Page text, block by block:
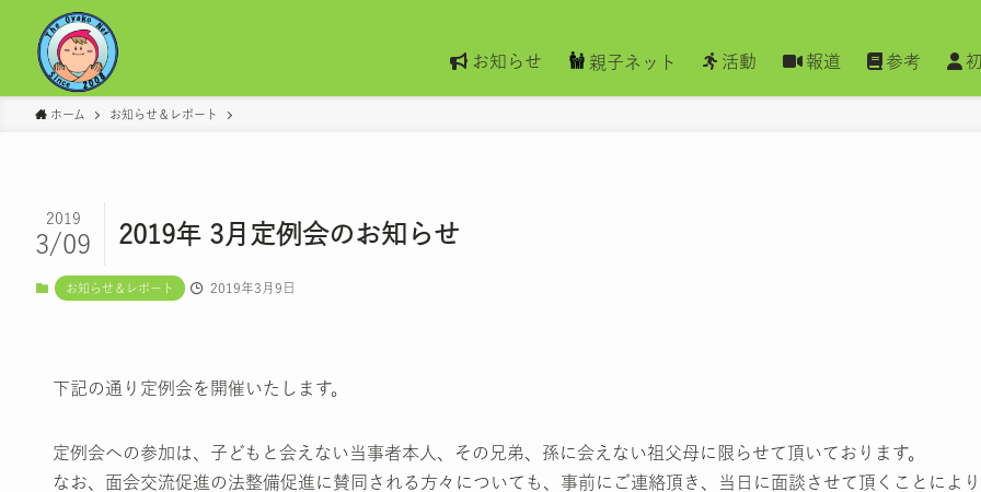
お知らせ 親子ネット 活動 報道 参考
ホーム お知らせ＆レポート
2019年 3月定例会のお知らせ
2019
3/09
お知らせ＆レポート 2019年3月9日
下記の通り定例会を開催いたします。
定例会への参加は、子どもと会えない当事者本人、その兄弟、孫に会えない祖父母に限らせて頂いております。
なお、面会交流促進の法整備促進に賛同される方々についても、事前にご連絡頂き、当日に面談させて頂くことによ